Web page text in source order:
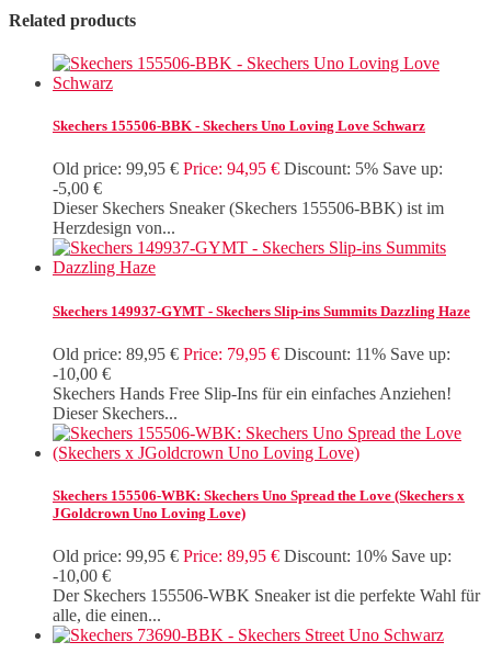
Related products
Skechers 155506-BBK - Skechers Uno Loving Love Schwarz
Old price: 99,95 € Price: 94,95 € Discount: 5% Save up:
-5,00 €
Dieser Skechers Sneaker (Skechers 155506-BBK) ist im
Herzdesign von...
Skechers 149937-GYMT - Skechers Slip-ins Summits Dazzling Haze
Old price: 89,95 € Price: 79,95 € Discount: 11% Save up:
-10,00 €
Skechers Hands Free Slip-Ins für ein einfaches Anziehen!
Dieser Skechers...
Skechers 155506-WBK: Skechers Uno Spread the Love (Skechers x
JGoldcrown Uno Loving Love)
Old price: 99,95 € Price: 89,95 € Discount: 10% Save up:
-10,00 €
Der Skechers 155506-WBK Sneaker ist die perfekte Wahl für
alle, die einen...